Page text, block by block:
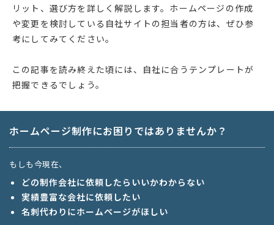
リット、選び方を詳しく解説します。ホームページの作成
や変更を検討している自社サイトの担当者の方は、ぜひ参
考にしてみてください。
この記事を読み終えた頃には、自社に合うテンプレートが
把握できるでしょう。
ホームページ制作にお困りではありませんか？
もしも今現在、
どの制作会社に依頼したらいいかわからない
実績豊富な会社に依頼したい
名刺代わりにホームページがほしい